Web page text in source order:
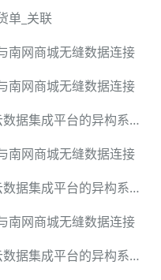
单_关联
南网商城无缝数据连接
南网商城无缝数据连接
聚水潭对接用友 U8：基于轻易云数据集成平台的异构系统无缝集成技术方案
南网商城无缝数据连接
聚水潭对接用友 U8：基于轻易云数据集成平台的异构系统无缝集成技术方案
南网商城无缝数据连接
聚水潭对接用友 U8：基于轻易云数据集成平台的异构系统无缝集成技术方案